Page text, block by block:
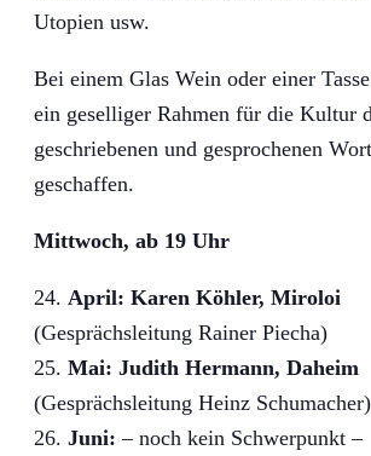
Utopien usw.
Bei einem Glas Wein oder einer
ein geselliger Rahmen für die Kultur
geschriebenen und gesprochenen
geschaffen.
Mittwoch, ab 19 Uhr
April: Karen Köhler, Miroloi
(Gesprächsleitung Rainer Piecha)
Mai: Judith Hermann, Daheim
(Gesprächsleitung Heinz Schumacher)
Juni: – noch kein Schwerpunkt –